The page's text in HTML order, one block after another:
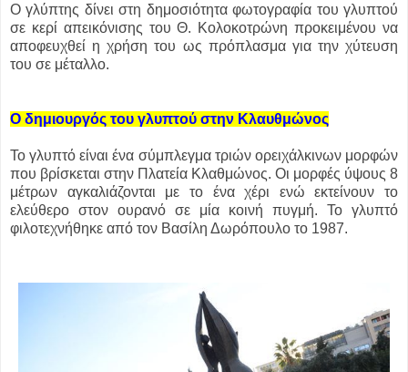
Ο γλύπτης δίνει στη δημοσιότητα φωτογραφία του γλυπτού
σε κερί απεικόνισης του Θ. Κολοκοτρώνη προκειμένου να
αποφευχθεί η χρήση του ως πρόπλασμα για την χύτευση
του σε μέταλλο.
Ο δημιουργός του γλυπτού στην Κλαυθμώνος
Το γλυπτό είναι ένα σύμπλεγμα τριών ορειχάλκινων μορφών
που βρίσκεται στην Πλατεία Κλαθμώνος. Οι μορφές ύψους 8
μέτρων αγκαλιάζονται με το ένα χέρι ενώ εκτείνουν το
ελεύθερο στον ουρανό σε μία κοινή πυγμή. Το γλυπτό
φιλοτεχνήθηκε από τον Βασίλη Δωρόπουλο το 1987.